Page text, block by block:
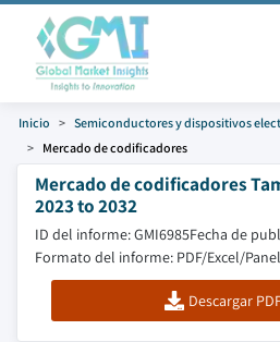
Inicio Semiconductores y dispositivos
Mercado de codificadores
Mercado de codificadores
2023 to 2032
ID del informe: GMI6985Fecha de
Formato del informe: PDF/Excel/
Descargar